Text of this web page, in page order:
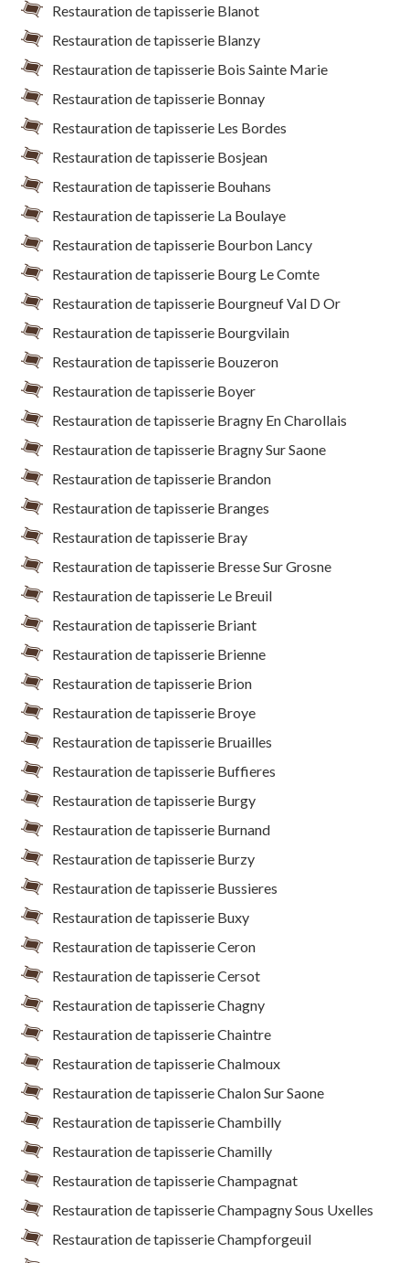
Restauration de tapisserie Blanot
Restauration de tapisserie Blanzy
Restauration de tapisserie Bois Sainte Marie
Restauration de tapisserie Bonnay
Restauration de tapisserie Les Bordes
Restauration de tapisserie Bosjean
Restauration de tapisserie Bouhans
Restauration de tapisserie La Boulaye
Restauration de tapisserie Bourbon Lancy
Restauration de tapisserie Bourg Le Comte
Restauration de tapisserie Bourgneuf Val D Or
Restauration de tapisserie Bourgvilain
Restauration de tapisserie Bouzeron
Restauration de tapisserie Boyer
Restauration de tapisserie Bragny En Charollais
Restauration de tapisserie Bragny Sur Saone
Restauration de tapisserie Brandon
Restauration de tapisserie Branges
Restauration de tapisserie Bray
Restauration de tapisserie Bresse Sur Grosne
Restauration de tapisserie Le Breuil
Restauration de tapisserie Briant
Restauration de tapisserie Brienne
Restauration de tapisserie Brion
Restauration de tapisserie Broye
Restauration de tapisserie Bruailles
Restauration de tapisserie Buffieres
Restauration de tapisserie Burgy
Restauration de tapisserie Burnand
Restauration de tapisserie Burzy
Restauration de tapisserie Bussieres
Restauration de tapisserie Buxy
Restauration de tapisserie Ceron
Restauration de tapisserie Cersot
Restauration de tapisserie Chagny
Restauration de tapisserie Chaintre
Restauration de tapisserie Chalmoux
Restauration de tapisserie Chalon Sur Saone
Restauration de tapisserie Chambilly
Restauration de tapisserie Chamilly
Restauration de tapisserie Champagnat
Restauration de tapisserie Champagny Sous Uxelles
Restauration de tapisserie Champforgeuil